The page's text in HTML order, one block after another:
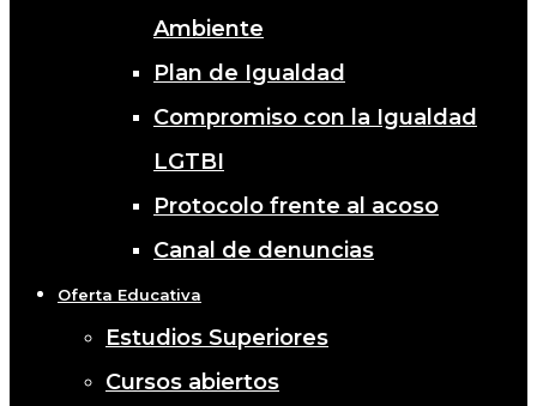
Ambiente
Plan de Igualdad
Compromiso con la Igualdad
LGTBI
Protocolo frente al acoso
Canal de denuncias
Oferta Educativa
Estudios Superiores
Cursos abiertos